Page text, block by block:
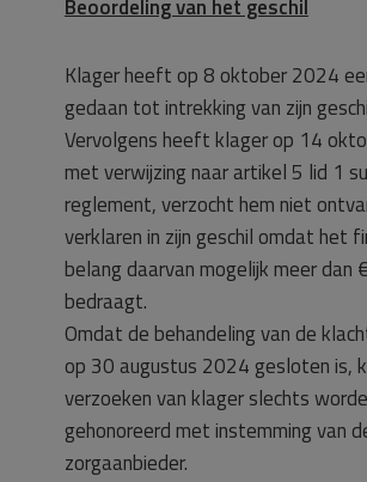
Beoordeling van het geschil
Klager heeft op 8 oktober 2024
gedaan tot intrekking van zijn
Vervolgens heeft klager op 14
met verwijzing naar artikel 5 lid 1
reglement, verzocht hem niet
verklaren in zijn geschil omdat het
belang daarvan mogelijk meer dan
bedraagt.
Omdat de behandeling van de
op 30 augustus 2024 gesloten is,
verzoeken van klager slechts
gehonoreerd met instemming van
zorgaanbieder.